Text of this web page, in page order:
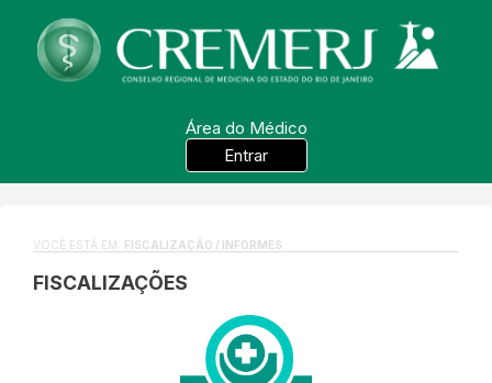
Área do Médico
Entrar
VOCÊ ESTÁ EM: FISCALIZAÇÃO / INFORMES
FISCALIZAÇÕES